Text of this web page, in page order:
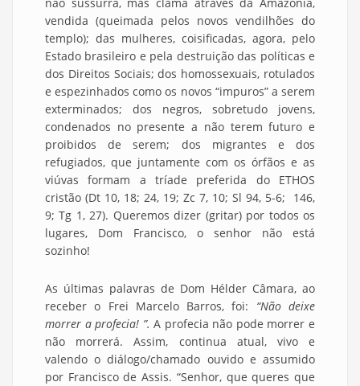
não sussurra, mas clama através da Amazônia,
vendida (queimada pelos novos vendilhões do
templo); das mulheres, coisificadas, agora, pelo
Estado brasileiro e pela destruição das políticas e
dos Direitos Sociais; dos homossexuais, rotulados
e espezinhados como os novos “impuros” a serem
exterminados; dos negros, sobretudo jovens,
condenados no presente a não terem futuro e
proibidos de serem; dos migrantes e dos
refugiados, que juntamente com os órfãos e as
viúvas formam a tríade preferida do ETHOS
cristão (Dt 10, 18; 24, 19; Zc 7, 10; Sl 94, 5-6; 146,
9; Tg 1, 27). Queremos dizer (gritar) por todos os
lugares, Dom Francisco, o senhor não está
sozinho!
As últimas palavras de Dom Hélder Câmara, ao
receber o Frei Marcelo Barros, foi: “Não deixe
morrer a profecia! ”. A profecia não pode morrer e
não morrerá. Assim, continua atual, vivo e
valendo o diálogo/chamado ouvido e assumido
por Francisco de Assis. “Senhor, que queres que